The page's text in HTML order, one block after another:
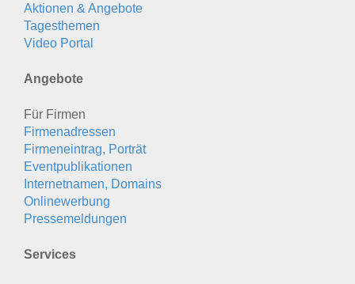
Aktionen & Angebote
Tagesthemen
Video Portal
Angebote
Für Firmen
Firmenadressen
Firmeneintrag, Porträt
Eventpublikationen
Internetnamen, Domains
Onlinewerbung
Pressemeldungen
Services